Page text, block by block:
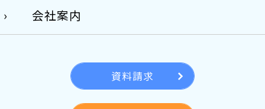
会社案内
資料請求